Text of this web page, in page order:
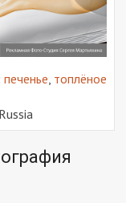
печенье топлёное